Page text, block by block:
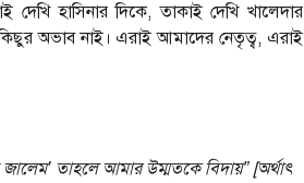
হাসিনার দিকে, তাকাই দেখি খালেদার
অভাব নাই। এরাই আমাদের নেতৃত্ব, এরাই
তাহলে আমার উম্মতকে বিদায়” [অর্থাৎ